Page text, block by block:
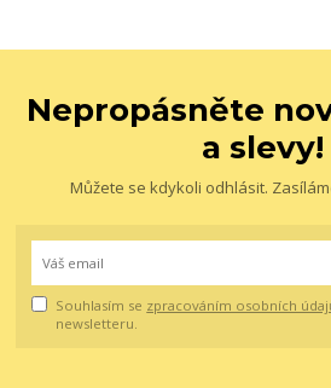
Nepropásněte
a slevy!
Můžete se kdykoli odhlásit.
Souhlasím se zpracováním osobních
newsletteru.